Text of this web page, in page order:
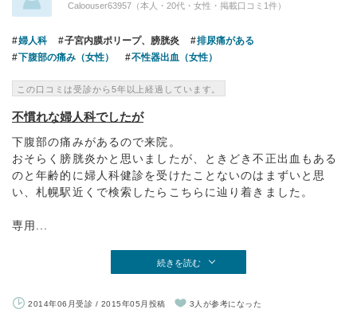
Caloouser63957（本人・20代・女性・掲載口コミ1件）
婦人科 子宮内膜ポリープ、膀胱炎
排尿痛がある
下腹部の痛み（女性）
不性器出血（女性）
この口コミは受診から5年以上経過しています。
不慣れな婦人科でしたが
下腹部の痛みがあるので来院。
おそらく膀胱炎かと思いましたが、ときどき不正出血もある
のと年齢的に婦人科健診を受けたことないのはまずいと思
い、札幌駅近くで検索したらこちらに辿り着きました。
専用...
続きを読む
2014年06月受診 / 2015年05月投稿 3人が参考になった